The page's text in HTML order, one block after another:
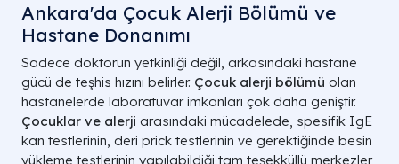
Ankara'da Çocuk Alerji Bölümü ve
Hastane Donanımı
Sadece doktorun yetkinliği değil, arkasındaki hastane
gücü de teşhis hızını belirler. Çocuk alerji bölümü olan
hastanelerde laboratuvar imkanları çok daha geniştir.
Çocuklar ve alerji arasındaki mücadelede, spesifik IgE
kan testlerinin, deri prick testlerinin ve gerektiğinde besin
yükleme testlerinin yapılabildiği tam teşekküllü merkezler